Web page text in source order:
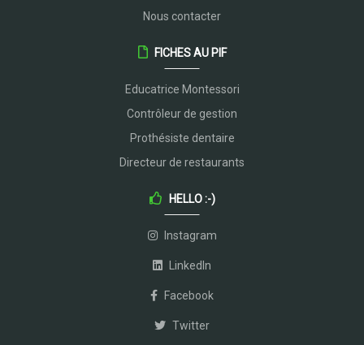
Nous contacter
FICHES AU PIF
Educatrice Montessori
Contrôleur de gestion
Prothésiste dentaire
Directeur de restaurants
HELLO :-)
Instagram
LinkedIn
Facebook
Twitter